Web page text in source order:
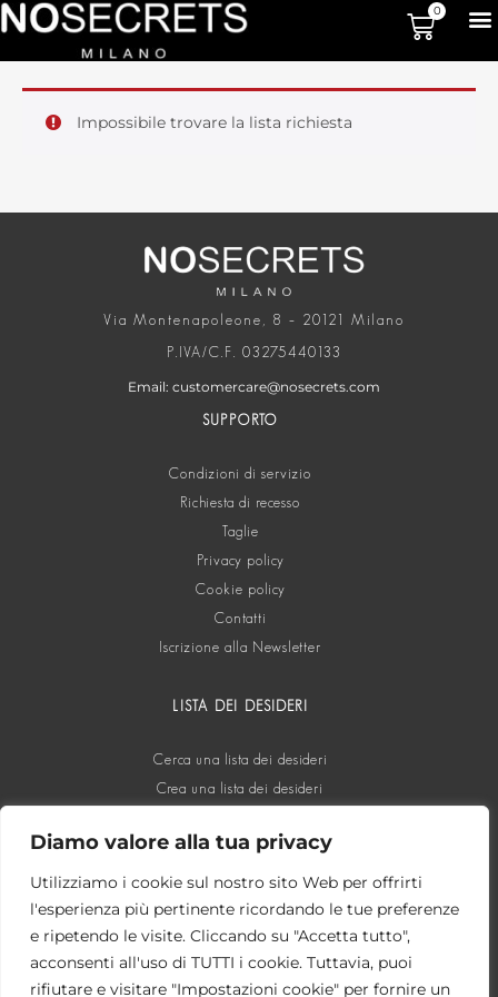
Diamo valore alla tua privacy
Utilizziamo i cookie sul nostro sito Web per offrirti
l'esperienza più pertinente ricordando le tue preferenze
e ripetendo le visite. Cliccando su "Accetta tutto",
acconsenti all'uso di TUTTI i cookie. Tuttavia, puoi
rifiutare e visitare "Impostazioni cookie" per fornire un
0
Impossibile trovare la lista richiesta
Via Montenapoleone, 8 – 20121 Milano
P.IVA/C.F. 03275440133
Email: customercare@nosecrets.com
SUPPORTO
Condizioni di servizio
Richiesta di recesso
Taglie
Privacy policy
Cookie policy
Contatti
Iscrizione alla Newsletter
LISTA DEI DESIDERI
Cerca una lista dei desideri
Crea una lista dei desideri
SOCIAL